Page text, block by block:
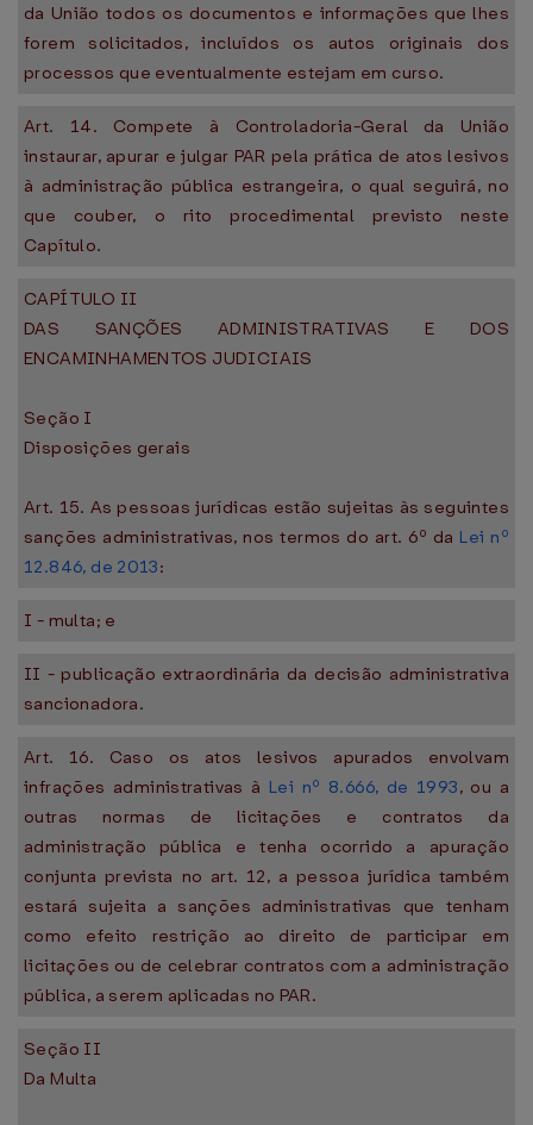
da União todos os documentos e informações que lhes
forem solicitados, incluídos os autos originais dos
processos que eventualmente estejam em curso.
Art. 14. Compete à Controladoria-Geral da União
instaurar, apurar e julgar PAR pela prática de atos lesivos
à administração pública estrangeira, o qual seguirá, no
que couber, o rito procedimental previsto neste
Capítulo.
CAPÍTULO II
DAS SANÇÕES ADMINISTRATIVAS E DOS
ENCAMINHAMENTOS JUDICIAIS
Seção I
Disposições gerais
Art. 15. As pessoas jurídicas estão sujeitas às seguintes
sanções administrativas, nos termos do art. 6º da Lei nº
12.846, de 2013:
I - multa; e
II - publicação extraordinária da decisão administrativa
sancionadora.
Art. 16. Caso os atos lesivos apurados envolvam
infrações administrativas à Lei nº 8.666, de 1993, ou a
outras normas de licitações e contratos da
administração pública e tenha ocorrido a apuração
conjunta prevista no art. 12, a pessoa jurídica também
estará sujeita a sanções administrativas que tenham
como efeito restrição ao direito de participar em
licitações ou de celebrar contratos com a administração
pública, a serem aplicadas no PAR.
Seção II
Da Multa